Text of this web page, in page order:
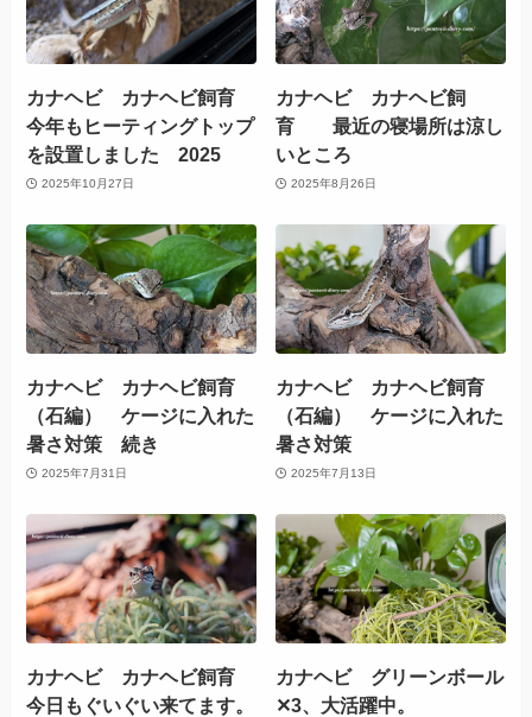
カナヘビ カナヘビ飼育
今年もヒーティングトップ
を設置しました 2025
2025年10月27日
カナヘビ カナヘビ飼
育 最近の寝場所は涼し
いところ
2025年8月26日
カナヘビ カナヘビ飼育
（石編） ケージに入れた
暑さ対策 続き
2025年7月31日
カナヘビ カナヘビ飼育
（石編） ケージに入れた
暑さ対策
2025年7月13日
カナヘビ カナヘビ飼育
今日もぐいぐい来てます。
カナヘビ グリーンボール
✕3、大活躍中。